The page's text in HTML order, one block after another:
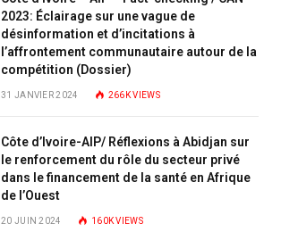
2023: Éclairage sur une vague de
désinformation et d’incitations à
l’affrontement communautaire autour de la
compétition (Dossier)
31 JANVIER 2024 266KVIEWS
Côte d’Ivoire-AIP/ Réflexions à Abidjan sur
le renforcement du rôle du secteur privé
dans le financement de la santé en Afrique
de l’Ouest
20 JUIN 2024 160KVIEWS